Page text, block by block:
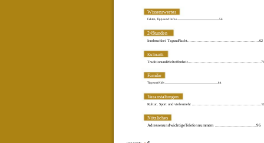
Wissenswertes
Fakten, Tippsund Infos .......................................................................56
24Stunden
Innsbruckbei TagundNacht.............................................................62
Kulinarik
TraditionundWeltoffenheit..............................................................74
Familie
Tippsmit Kids ..........................................................................................84
Veranstaltungen
Kultur, Sport und vielesmehr
Nützliches
AdressenundwichtigeTelefonnummern ...................................96